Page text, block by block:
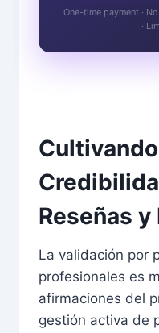
One-time payment ·
·
Reseñas y
La validación por
profesionales es
afirmaciones del
gestión activa de